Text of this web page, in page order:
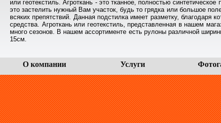
или геотекстиль. Агроткань - это тканное, полностью
это застелить нужный Вам участок, будь то грядка или большое
всяких препятствий. Данная подстилка имеет разметку,
средства. Агроткань или геотекстиль, представленная в нашем
много сезонов. В нашем ассортименте есть рулоны различной
15см.
О компании Услуги